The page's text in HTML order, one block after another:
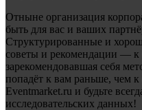
Отныне организация
быть для вас и ваших
Структурированные и
советы и рекомендации —
зарекомендовавшая себя
попадёт к вам раньше, чем
Eventmarket.ru и будьте
исследовательских данных!